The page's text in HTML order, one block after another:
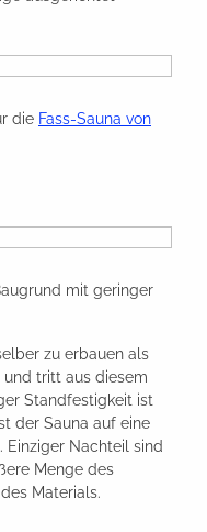
die Fass-Sauna von
mit geringer
zu erbauen als
tritt aus diesem
Standfestigkeit ist
der Sauna auf eine
Nachteil sind
Menge des
Materials.